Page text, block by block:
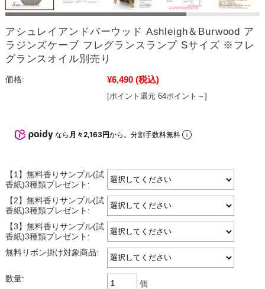
アシュレイアンドバーウッド Ashleigh＆Burwood ア
ラジンズケーブ フレグランスランプ Sサイズ ※フレ
グランスオイル別売り
価格: ¥6,490 (税込)
[ポイント還元 64ポイント～]
なら 月々2,163円から。分割手数料無料
【1】無料香りサンプル(試
香紙)3種類プレゼント:
【2】無料香りサンプル(試
香紙)3種類プレゼント:
【3】無料香りサンプル(試
香紙)3種類プレゼント:
無料リボン掛け対象商品:
数量:
個